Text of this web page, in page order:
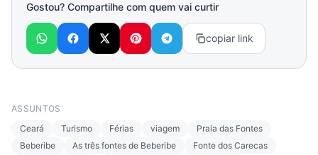
Gostou? Compartilhe com quem vai curtir
copiar link
ASSUNTOS
Ceará
Turismo Férias viagem
Praia das Fontes
Beberibe
As três fontes de Beberibe
Fonte dos Carecas